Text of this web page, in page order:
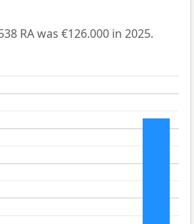
RA was €126.000 in 2025.